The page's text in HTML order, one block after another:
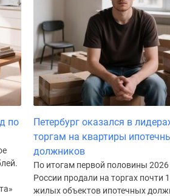
по
Петербург оказался в
торгам на квартиры
должников
По итогам первой половины 2026
России продали на торгах почти
жилых объектов ипотечных